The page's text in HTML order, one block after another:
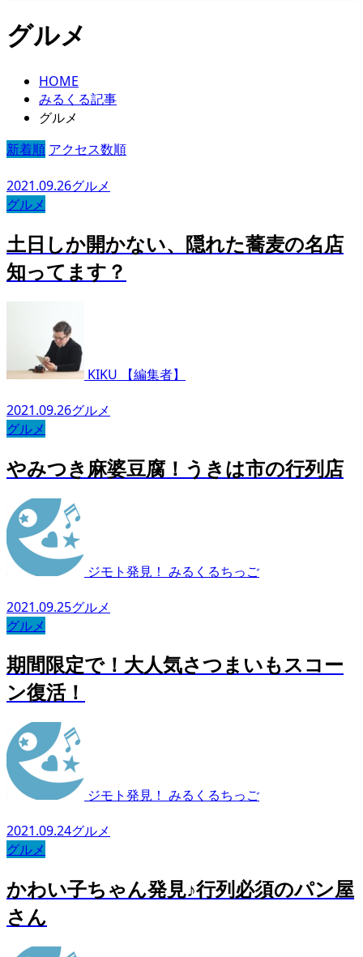
グルメ
HOME
みるくる記事
グルメ
新着順 アクセス数順
2021.09.26グルメ
グルメ
土日しか開かない、隠れた蕎麦の名店
知ってます？
KIKU 【編集者】
2021.09.26グルメ
グルメ
やみつき麻婆豆腐！うきは市の行列店
ジモト発見！ みるくるちっご
2021.09.25グルメ
グルメ
期間限定で！大人気さつまいもスコー
ン復活！
ジモト発見！ みるくるちっご
2021.09.24グルメ
グルメ
かわい子ちゃん発見♪行列必須のパン屋
さん